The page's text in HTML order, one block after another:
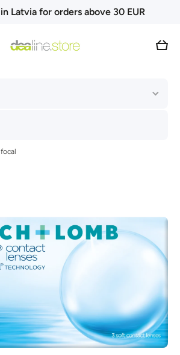
Latvia for orders above 30 EUR
Cart